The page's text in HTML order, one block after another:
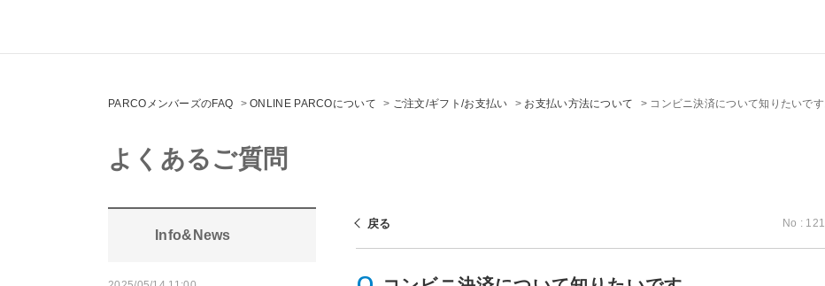
PARCOメンバーズのFAQ >ONLINE PARCOについて > ご注文/ギフト/お支払い > お支払い方法について > コンビニ決済について知りたいです
よくあるご質問
Info&News
戻る No :